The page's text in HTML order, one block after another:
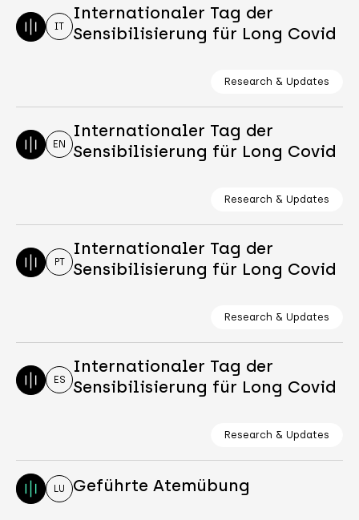
IT
Internationaler Tag der
Sensibilisierung für Long Covid
Research & Updates
EN
Internationaler Tag der
Sensibilisierung für Long Covid
Research & Updates
PT
Internationaler Tag der
Sensibilisierung für Long Covid
Research & Updates
ES
Internationaler Tag der
Sensibilisierung für Long Covid
Research & Updates
LU Geführte Atemübung